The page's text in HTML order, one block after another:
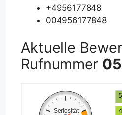
+4956177848
004956177848
Aktuelle
Rufnummer
Seriosität